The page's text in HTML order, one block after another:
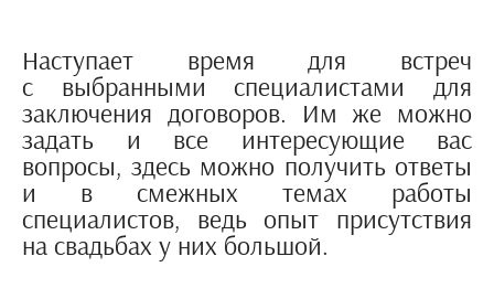
Наступает время для встреч
с выбранными специалистами для
заключения договоров. Им же можно
задать и все интересующие вас
вопросы, здесь можно получить ответы
и в смежных темах работы
специалистов, ведь опыт присутствия
на свадьбах у них большой.